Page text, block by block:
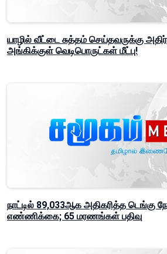
யாழில் வீட்டை சுத்தம் செய்தவருக்கு
அங்கிக்குள் வெடிபொருட்கள் மீட்பு!
நாட்டில் 89,033ஆக அதிகரித்த டெங்கு
எண்ணிக்கை; 65 மரணங்கள் பதிவு